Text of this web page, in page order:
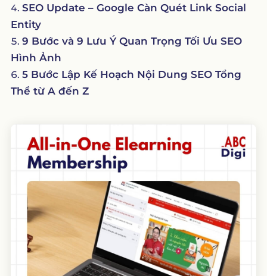
SEO Update – Google Càn Quét Link Social
Entity
9 Bước và 9 Lưu Ý Quan Trọng Tối Ưu SEO
Hình Ảnh
5 Bước Lập Kế Hoạch Nội Dung SEO Tổng
Thể từ A đến Z